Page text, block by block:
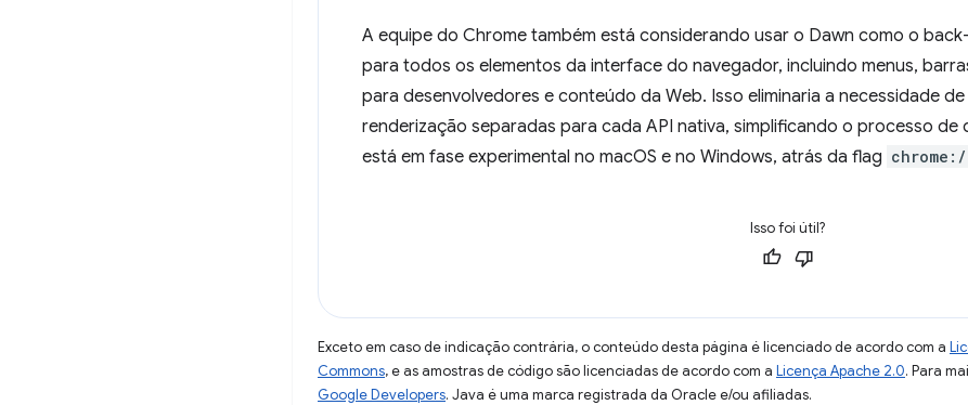
A equipe do Chrome também está considerando usar o Dawn como o
para todos os elementos da interface do navegador, incluindo menus,
para desenvolvedores e conteúdo da Web. Isso eliminaria a necessidade
renderização separadas para cada API nativa, simplificando o processo de
está em fase experimental no macOS e no Windows, atrás da flag
Isso foi útil?
Exceto em caso de indicação contrária, o conteúdo desta página é licenciado de acordo com a
Commons, e as amostras de código são licenciadas de acordo com a Licença Apache 2.0. Para
Google Developers. Java é uma marca registrada da Oracle e/ou afiliadas.